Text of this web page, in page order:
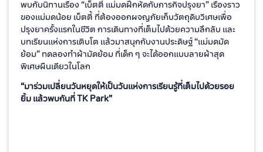
พบกับนิทานเรื่อง “เบ็ตตี้ แม่มดฝึกหัดกับภารกิจปรุงยา” เรื่องราว
ของแม่มดน้อย เบ็ตตี้ ที่ต้องออกผจญภัยเก็บวัตถุดิบวิเศษเพื่อ
ปรุงยาครั้งแรกในชีวิต การเดินทางที่เต็มไปด้วยความลึกลับ และ
บทเรียนแห่งการเติบโต แล้วมาสนุกกับงานประดิษฐ์ “แม่มดมัด
ย้อม” ทดลองทำผ้ามัดย้อม ที่เด็ก ๆ จะได้ออกแบบลายผ้าสุด
พิเศษผืนเดียวในโลก
“มาร่วมเปลี่ยนวันหยุดให้เป็นวันแห่งการเรียนรู้ที่เต็มไปด้วยรอย
ยิ้ม แล้วพบกันที่ TK Park”